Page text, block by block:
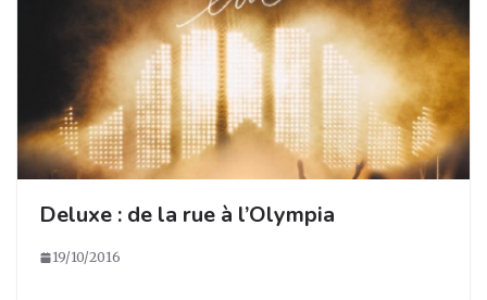
Deluxe : de la rue à l’Olympia
19/10/2016